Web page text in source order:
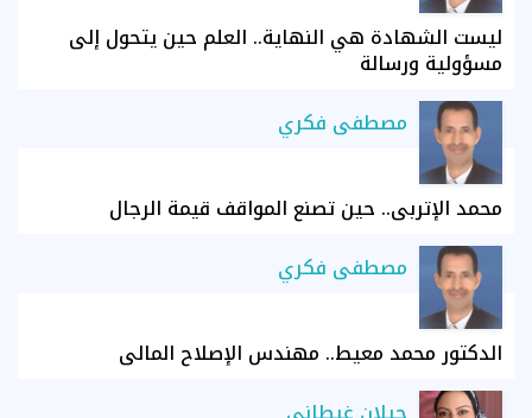
ليست الشهادة هي النهاية.. العلم حين يتحول إلى
مسؤولية ورسالة
مصطفى فكري
محمد الإتربي.. حين تصنع المواقف قيمة الرجال
مصطفى فكري
الدكتور محمد معيط.. مهندس الإصلاح المالي